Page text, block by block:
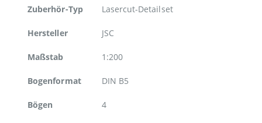
Zuberhör-Typ Lasercut-Detailset
Hersteller JSC
Maßstab 1:200
Bogenformat DIN B5
Bögen 4